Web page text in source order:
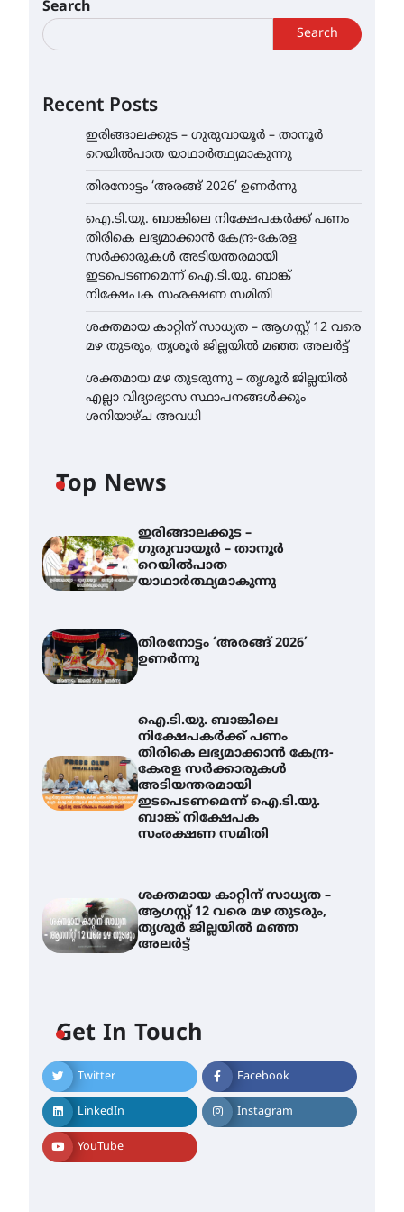
Search
Search
Recent Posts
ഇരിങ്ങാലക്കുട – ഗുരുവായൂർ – താനൂർ
റെയിൽപാത യാഥാർത്ഥ്യമാകുന്നു
തിരനോട്ടം ‘അരങ്ങ് 2026’ ഉണർന്നു
ഐ.ടി.യു. ബാങ്കിലെ നിക്ഷേപകർക്ക് പണം
തിരികെ ലഭ്യമാക്കാൻ കേന്ദ്ര-കേരള
സർക്കാരുകൾ അടിയന്തരമായി
ഇടപെടണമെന്ന് ഐ.ടി.യു. ബാങ്ക്
നിക്ഷേപക സംരക്ഷണ സമിതി
ശക്തമായ കാറ്റിന് സാധ്യത – ആഗസ്റ്റ് 12 വരെ
മഴ തുടരും, തൃശൂർ ജില്ലയിൽ മഞ്ഞ അലർട്ട്
ശക്തമായ മഴ തുടരുന്നു – തൃശൂർ ജില്ലയിൽ
എല്ലാ വിദ്യാഭ്യാസ സ്ഥാപനങ്ങൾക്കും
ശനിയാഴ്ച അവധി
Top News
ഇരിങ്ങാലക്കുട –
ഗുരുവായൂർ – താനൂർ
റെയിൽപാത
യാഥാർത്ഥ്യമാകുന്നു
തിരനോട്ടം ‘അരങ്ങ് 2026’
ഉണർന്നു
ഐ.ടി.യു. ബാങ്കിലെ
നിക്ഷേപകർക്ക് പണം
തിരികെ ലഭ്യമാക്കാൻ കേന്ദ്ര-
കേരള സർക്കാരുകൾ
അടിയന്തരമായി
ഇടപെടണമെന്ന് ഐ.ടി.യു.
ബാങ്ക് നിക്ഷേപക
സംരക്ഷണ സമിതി
ശക്തമായ കാറ്റിന് സാധ്യത –
ആഗസ്റ്റ് 12 വരെ മഴ തുടരും,
തൃശൂർ ജില്ലയിൽ മഞ്ഞ
അലർട്ട്
Get In Touch
Twitter Facebook
LinkedIn Instagram
YouTube
തിരനോട്ടം ‘അരങ്ങ് 2026’
ഉണർന്നു
August 8, 2026
ഐ.ടി.യു. ബാങ്കിലെ
നിക്ഷേപകർക്ക് പണം